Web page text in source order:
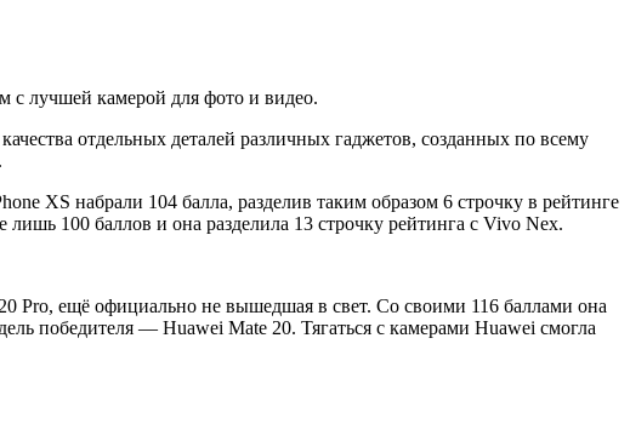
с лучшей камерой для фото и видео.
отдельных деталей различных гаджетов, созданных по всему
XS набрали 104 балла, разделив таким образом 6 строчку в рейтинге
100 баллов и она разделила 13 строчку рейтинга с Vivo Nex.
Pro, ещё официально не вышедшая в свет. Со своими 116 баллами она
победителя — Huawei Mate 20. Тягаться с камерами Huawei смогла